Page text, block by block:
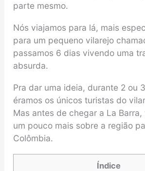
parte mesmo.
Nós viajamos para lá, mais
para um pequeno vilarejo
passamos 6 dias vivendo uma
absurda.
Pra dar uma ideia, durante 2 ou
éramos os únicos turistas do
Mas antes de chegar a La
um pouco mais sobre a região
Colômbia.
Índice